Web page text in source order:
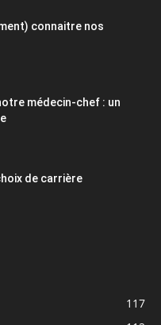
connaitre nos
médecin-chef : un
de carrière
117